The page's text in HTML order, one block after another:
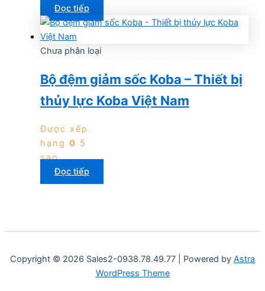
Đọc tiếp
Chưa phân loại
Bộ đệm giảm sốc Koba – Thiết bị
thủy lực Koba Việt Nam
Được xếp
hạng 0 5
sao
Đọc tiếp
Copyright © 2026 Sales2-0938.78.49.77 | Powered by Astra
WordPress Theme